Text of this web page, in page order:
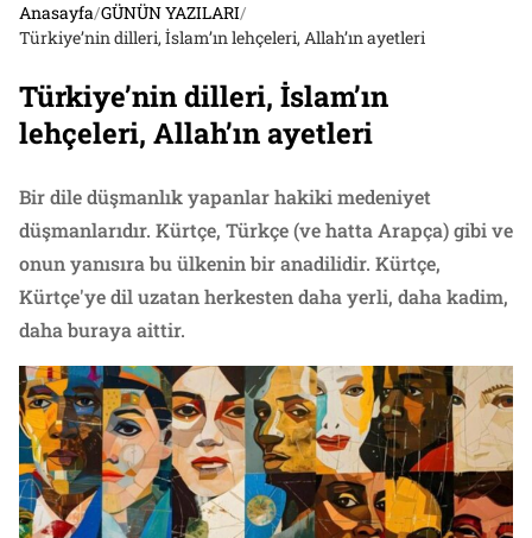
Anasayfa/GÜNÜN YAZILARI/
Türkiye’nin dilleri, İslam’ın lehçeleri, Allah’ın ayetleri
Türkiye’nin dilleri, İslam’ın
lehçeleri, Allah’ın ayetleri
Bir dile düşmanlık yapanlar hakiki medeniyet
düşmanlarıdır. Kürtçe, Türkçe (ve hatta Arapça) gibi ve
onun yanısıra bu ülkenin bir anadilidir. Kürtçe,
Kürtçe'ye dil uzatan herkesten daha yerli, daha kadim,
daha buraya aittir.